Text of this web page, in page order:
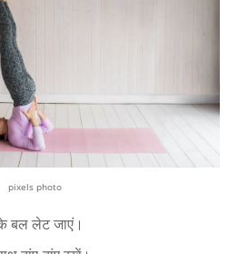
pixels photo
बल लेट जाएं।